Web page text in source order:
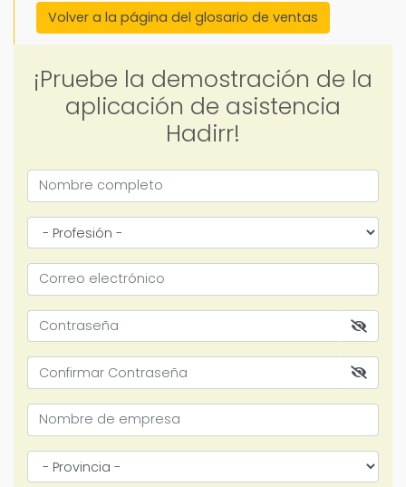
Volver a la página del glosario de ventas